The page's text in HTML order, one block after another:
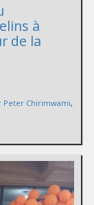
à
de la
Peter Chirimwami,